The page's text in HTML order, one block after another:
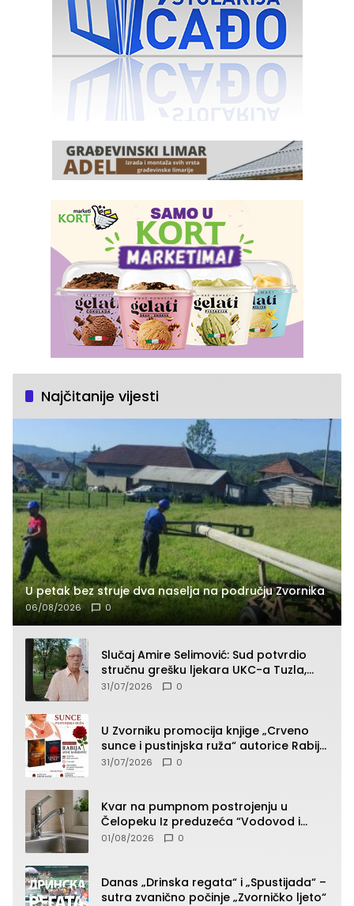
Najčitanije vijesti
U petak bez struje dva naselja na području Zvornika
06/08/2026 0
Slučaj Amire Selimović: Sud potvrdio
stručnu grešku ljekara UKC-a Tuzla,
presudan dokaz ostala obdukcija
31/07/2026 0
U Zvorniku promocija knjige „Crveno
sunce i pustinjska ruža“ autorice Rabije
Avdić-Hamidović
31/07/2026 0
Kvar na pumpnom postrojenju u
Čelopeku Iz preduzeća “Vodovod i
komunalije”
01/08/2026 0
Danas „Drinska regata“ i „Spustijada“ –
sutra zvanično počinje „Zvorničko ljeto“